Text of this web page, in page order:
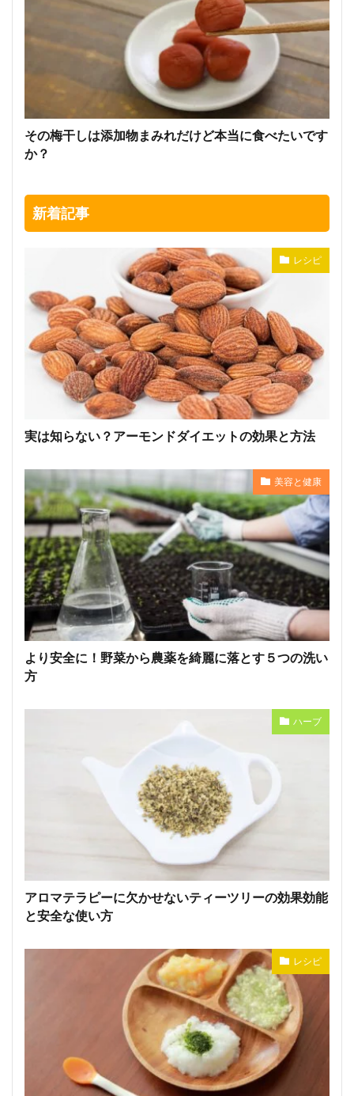
その梅干しは添加物まみれだけど本当に食べたいです
か？
新着記事
レシピ
実は知らない？アーモンドダイエットの効果と方法
美容と健康
より安全に！野菜から農薬を綺麗に落とす５つの洗い
方
ハーブ
アロマテラピーに欠かせないティーツリーの効果効能
と安全な使い方
レシピ